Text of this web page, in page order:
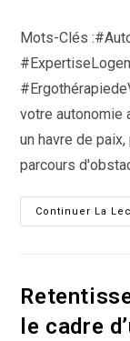
Mots-Clés
votre autonomie
un havre de
parcours
Continuer La
le cadre